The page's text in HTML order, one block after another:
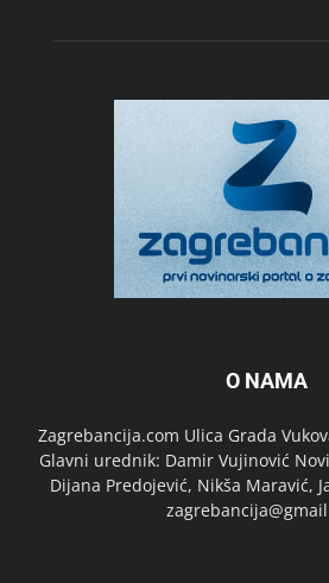
O NAMA
Zagrebancija.com Ulica Grada
Glavni urednik: Damir Vujinović
Dijana Predojević, Nikša Maravić,